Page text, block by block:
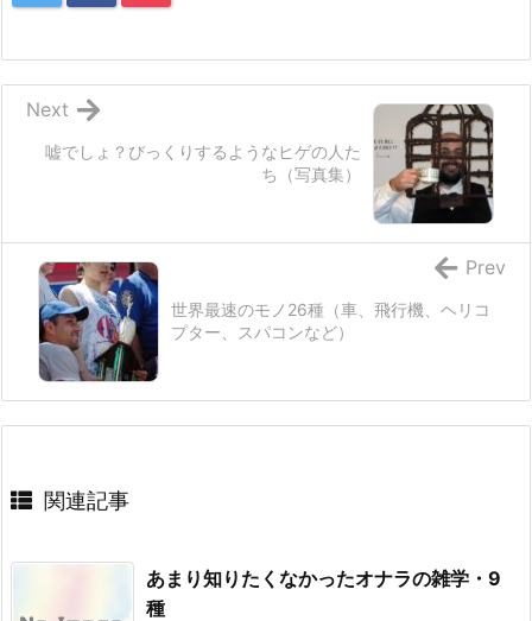
嘘でしょ？びっくりするようなヒゲの人た
ち（写真集）
Next
世界最速のモノ26種（車、飛行機、ヘリコ
プター、スパコンなど）
Prev
関連記事
あまり知りたくなかったオナラの雑学・9
種